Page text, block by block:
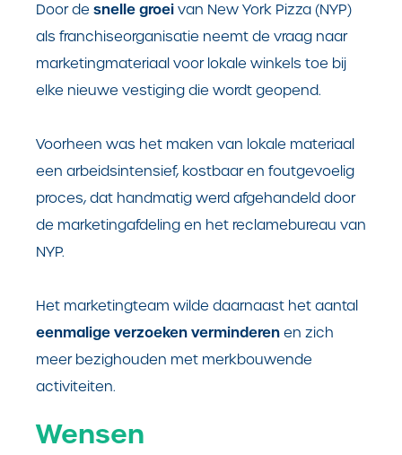
Door de snelle groei van New York Pizza (NYP)
als franchiseorganisatie neemt de vraag naar
marketingmateriaal voor lokale winkels toe bij
elke nieuwe vestiging die wordt geopend.
Voorheen was het maken van lokale materiaal
een arbeidsintensief, kostbaar en foutgevoelig
proces, dat handmatig werd afgehandeld door
de marketingafdeling en het reclamebureau van
NYP.
Het marketingteam wilde daarnaast het aantal
eenmalige verzoeken verminderen en zich
meer bezighouden met merkbouwende
activiteiten.
Wensen